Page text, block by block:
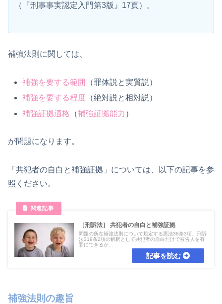
（『刑事事実認定入門第3版』17頁）。
補強法則に関しては、
補強を要する範囲
（罪体説と実質説）
補強を要する程度 （絶対説と相対説）
補強証拠適格 （補強証拠能力 ）
が問題になります。
「共犯者の自白と補強証拠」については、以下の記事を参
照ください。
［刑訴法］ 共犯者の自白と補強証拠
問題の所在補強法則について規定する憲法38条3項、刑訴
法319条2項の解釈として共犯者の自白だけで被告人を有
罪にできるか...
補強法則の趣旨